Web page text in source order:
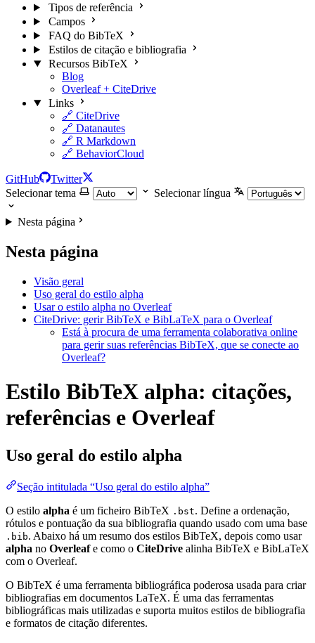
Tipos de referência
Campos
FAQ do BibTeX
Estilos de citação e bibliografia
Recursos BibTeX
Blog
Overleaf + CiteDrive
Links
🔗 CiteDrive
🔗 Datanautes
🔗 R Markdown
🔗 BehaviorCloud
GitHub
Twitter
Selecionar tema
Selecionar língua
Nesta página
Nesta página
Visão geral
Uso geral do estilo alpha
Usar o estilo alpha no Overleaf
CiteDrive: gerir BibTeX e BibLaTeX para o Overleaf
Está à procura de uma ferramenta colaborativa online
para gerir suas referências BibTeX, que se conecte ao
Overleaf?
Estilo BibTeX alpha: citações,
referências e Overleaf
Uso geral do estilo alpha
Seção intitulada “Uso geral do estilo alpha”
O estilo alpha é um ficheiro BibTeX .bst. Define a ordenação,
rótulos e pontuação da sua bibliografia quando usado com uma base
.bib. Abaixo há um resumo dos estilos BibTeX, depois como usar
alpha no Overleafe como o CiteDrive alinha BibTeX e BibLaTeX
com o Overleaf.
O BibTeX é uma ferramenta bibliográfica poderosa usada para criar
bibliografias em documentos LaTeX. É uma das ferramentas
bibliográficas mais utilizadas e suporta muitos estilos de bibliografia
e formatos de citação diferentes.